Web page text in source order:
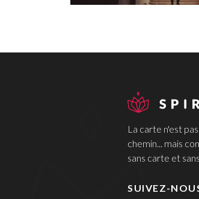
La carte n'est
chemin... mais
sans carte et
SUIVEZ-